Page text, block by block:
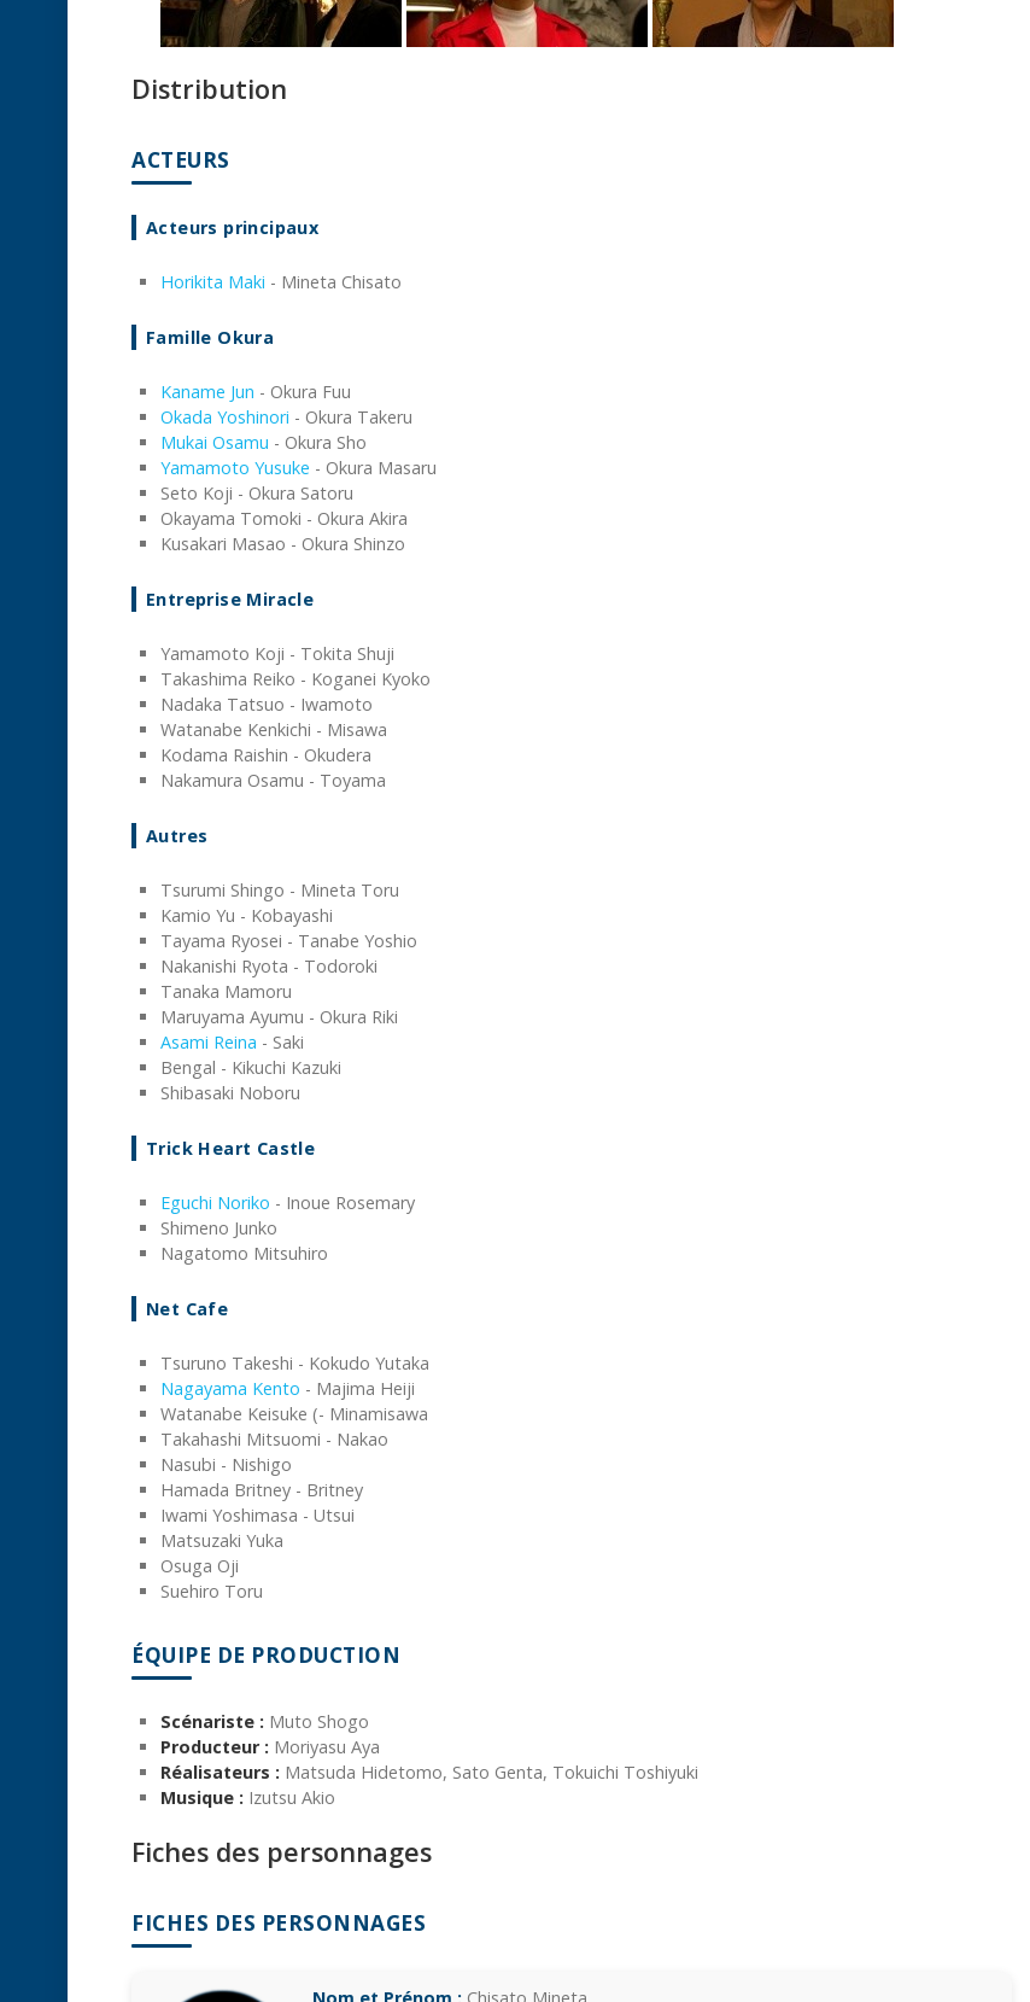
Distribution
ACTEURS
Acteurs principaux
Horikita Maki - Mineta Chisato
Famille Okura
Kaname Jun - Okura Fuu
Okada Yoshinori - Okura Takeru
Mukai Osamu - Okura Sho
Yamamoto Yusuke - Okura Masaru
Seto Koji - Okura Satoru
Okayama Tomoki - Okura Akira
Kusakari Masao - Okura Shinzo
Entreprise Miracle
Yamamoto Koji - Tokita Shuji
Takashima Reiko - Koganei Kyoko
Nadaka Tatsuo - Iwamoto
Watanabe Kenkichi - Misawa
Kodama Raishin - Okudera
Nakamura Osamu - Toyama
Autres
Tsurumi Shingo - Mineta Toru
Kamio Yu - Kobayashi
Tayama Ryosei - Tanabe Yoshio
Nakanishi Ryota - Todoroki
Tanaka Mamoru
Maruyama Ayumu - Okura Riki
Asami Reina - Saki
Bengal - Kikuchi Kazuki
Shibasaki Noboru
Trick Heart Castle
Eguchi Noriko - Inoue Rosemary
Shimeno Junko
Nagatomo Mitsuhiro
Net Cafe
Tsuruno Takeshi - Kokudo Yutaka
Nagayama Kento - Majima Heiji
Watanabe Keisuke (- Minamisawa
Takahashi Mitsuomi - Nakao
Nasubi - Nishigo
Hamada Britney - Britney
Iwami Yoshimasa - Utsui
Matsuzaki Yuka
Osuga Oji
Suehiro Toru
ÉQUIPE DE PRODUCTION
Scénariste : Muto Shogo
Producteur : Moriyasu Aya
Réalisateurs : Matsuda Hidetomo, Sato Genta, Tokuichi Toshiyuki
Musique : Izutsu Akio
Fiches des personnages
FICHES DES PERSONNAGES